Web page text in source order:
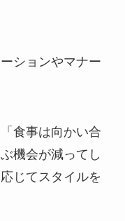
ションやマナー
食事は向かい合
機会が減ってし
じてスタイルを